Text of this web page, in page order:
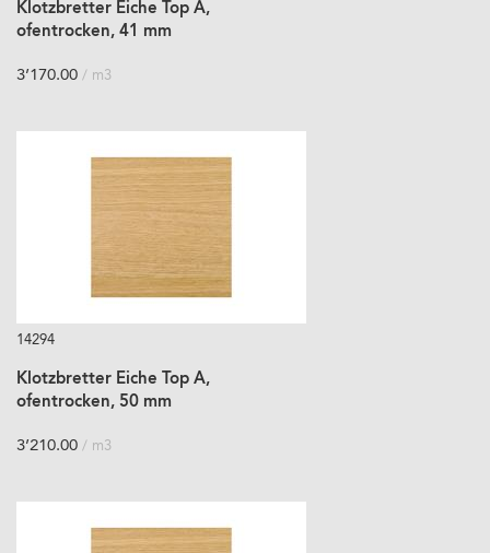
Klotzbretter Eiche Top A,
ofentrocken, 41 mm
3’170.00 / m3
14294
Klotzbretter Eiche Top A,
ofentrocken, 50 mm
3’210.00 / m3